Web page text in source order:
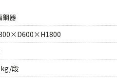
鋼器
段